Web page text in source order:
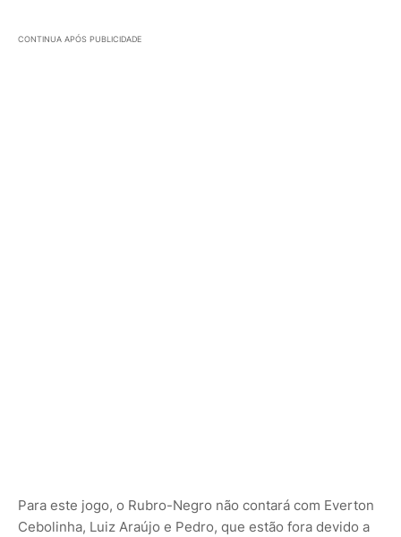
CONTINUA APÓS PUBLICIDADE
Para este jogo, o Rubro-Negro não contará com Everton
Cebolinha, Luiz Araújo e Pedro, que estão fora devido a